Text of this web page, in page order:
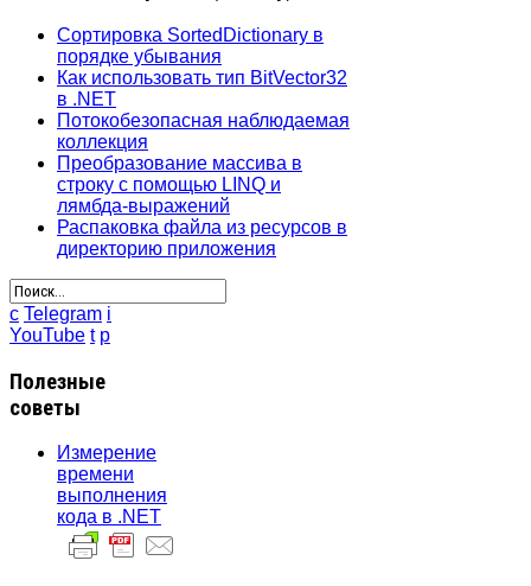
Сортировка SortedDictionary в
порядке убывания
Как использовать тип BitVector32
в .NET
Потокобезопасная наблюдаемая
коллекция
Преобразование массива в
строку с помощью LINQ и
лямбда-выражений
Распаковка файла из ресурсов в
директорию приложения
c Telegram i
YouTube t p
Полезные
советы
Измерение
времени
выполнения
кода в .NET